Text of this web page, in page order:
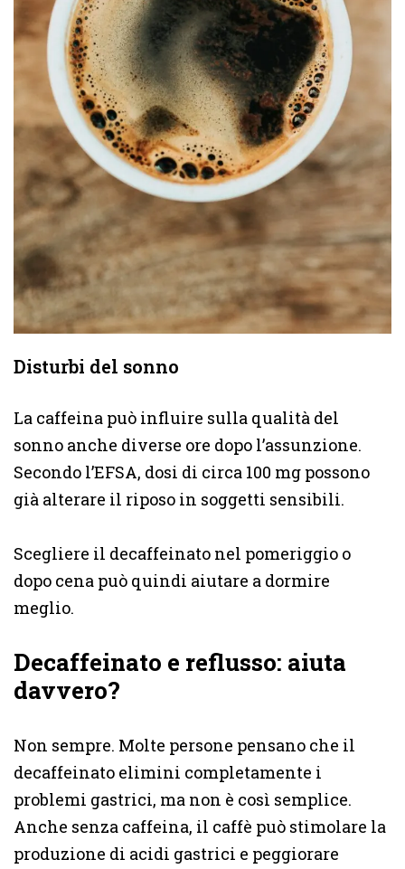
Disturbi del sonno
La caffeina può influire sulla qualità del
sonno anche diverse ore dopo l’assunzione.
Secondo l’EFSA, dosi di circa 100 mg possono
già alterare il riposo in soggetti sensibili.
Scegliere il decaffeinato nel pomeriggio o
dopo cena può quindi aiutare a dormire
meglio.
Decaffeinato e reflusso: aiuta
davvero?
Non sempre. Molte persone pensano che il
decaffeinato elimini completamente i
problemi gastrici, ma non è così semplice.
Anche senza caffeina, il caffè può stimolare la
produzione di acidi gastrici e peggiorare